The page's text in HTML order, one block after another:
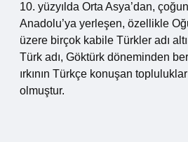
10. yüzyılda Orta Asya’dan,
Anadolu’ya yerleşen, özellikle
üzere birçok kabile Türkler adı
Türk adı, Göktürk döneminden
ırkının Türkçe konuşan
olmuştur.